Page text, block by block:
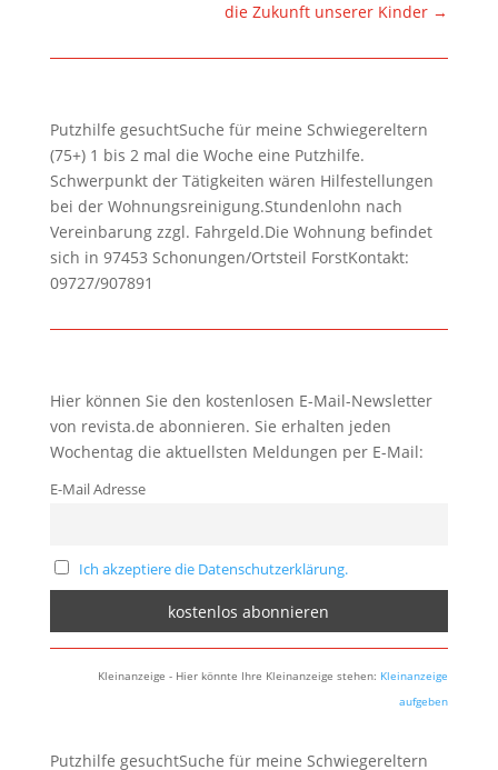
die Zukunft unserer Kinder →
Putzhilfe gesuchtSuche für meine Schwiegereltern
(75+) 1 bis 2 mal die Woche eine Putzhilfe.
Schwerpunkt der Tätigkeiten wären Hilfestellungen
bei der Wohnungsreinigung.Stundenlohn nach
Vereinbarung zzgl. Fahrgeld.Die Wohnung befindet
sich in 97453 Schonungen/Ortsteil ForstKontakt:
09727/907891
Hier können Sie den kostenlosen E-Mail-Newsletter
von revista.de abonnieren. Sie erhalten jeden
Wochentag die aktuellsten Meldungen per E-Mail:
E-Mail Adresse
Ich akzeptiere die Datenschutzerklärung.
Kleinanzeige - Hier könnte Ihre Kleinanzeige stehen: Kleinanzeige
aufgeben
Putzhilfe gesuchtSuche für meine Schwiegereltern